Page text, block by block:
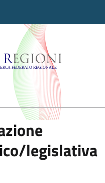
-
legislativa